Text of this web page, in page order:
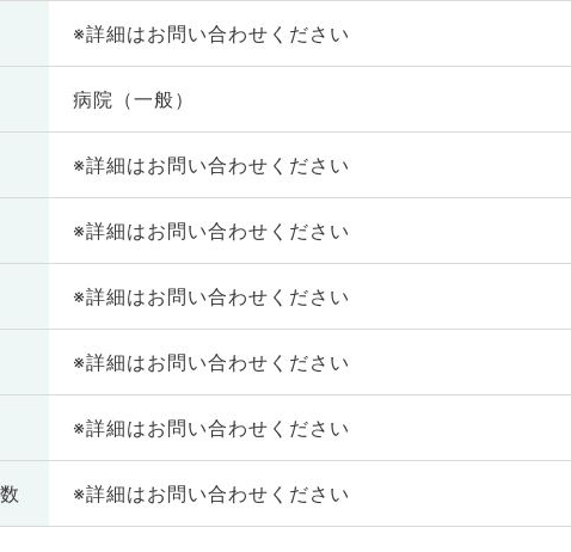
※詳細はお問い合わせください
病院（一般）
※詳細はお問い合わせください
※詳細はお問い合わせください
※詳細はお問い合わせください
※詳細はお問い合わせください
※詳細はお問い合わせください
※詳細はお問い合わせください